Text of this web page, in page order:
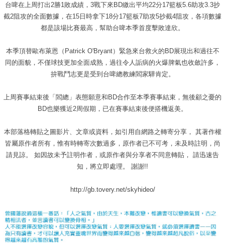
台啤在上周打出2勝1敗成績，3戰下來BD繳出平均22分17籃板5.6助攻3.3抄
截2阻攻的全面數據，在15日時拿下18分17籃板7助攻5抄截4阻攻，各項數據
都是該場比賽最高，幫助台啤本季首度擊敗達欣。
本季頂替歐布萊恩（Patrick O'Bryant）緊急來台救火的BD展現出和過往不
同的面貌，不僅球技更加全面成熟，過往令人詬病的火爆脾氣也收斂許多，
拚戰鬥志更是受到台啤總教練閻家驊肯定。
上周賽事結束後「閻總」表態願意和BD合作至本季賽事結束，無後顧之憂的
BD也樂獲近2周假期，已在賽事結束後便搭機返美。
本部落格轉貼之圖影片、文章或資料，如引用自網路之轉寄分享， 其著作權
皆屬原作者所有，惟有時轉寄次數過多，原作者已不可考，未及時註明，尚
請見諒。 如因故未予註明作者，或原作者與分享者不同意轉貼， 請迅速告
知，將立即處理。 謝謝!!
http://gb.tovery.net/skyhideo/